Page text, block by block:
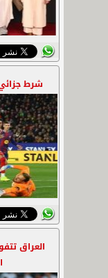
شرط
العراق